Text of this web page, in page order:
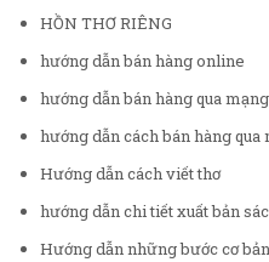
HỒN THƠ RIÊNG
hướng dẫn bán hàng online
hướng dẫn bán hàng qua mạng
hướng dẫn cách bán hàng qua
Hướng dẫn cách viết thơ
hướng dẫn chi tiết xuất bản
Hướng dẫn những bước cơ